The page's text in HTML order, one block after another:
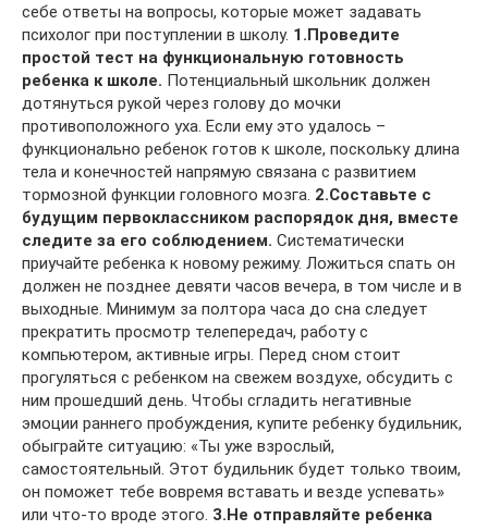
себе ответы на вопросы, которые может задавать
психолог при поступлении в школу. 1.Проведите
простой тест на функциональную готовность
ребенка к школе. Потенциальный школьник должен
дотянуться рукой через голову до мочки
противоположного уха. Если ему это удалось –
функционально ребенок готов к школе, поскольку длина
тела и конечностей напрямую связана с развитием
тормозной функции головного мозга. 2.Составьте с
будущим первоклассником распорядок дня, вместе
следите за его соблюдением. Систематически
приучайте ребенка к новому режиму. Ложиться спать он
должен не позднее девяти часов вечера, в том числе и в
выходные. Минимум за полтора часа до сна следует
прекратить просмотр телепередач, работу с
компьютером, активные игры. Перед сном стоит
прогуляться с ребенком на свежем воздухе, обсудить с
ним прошедший день. Чтобы сгладить негативные
эмоции раннего пробуждения, купите ребенку будильник,
обыграйте ситуацию: «Ты уже взрослый,
самостоятельный. Этот будильник будет только твоим,
он поможет тебе вовремя вставать и везде успевать»
или что-то вроде этого. 3.Не отправляйте ребенка